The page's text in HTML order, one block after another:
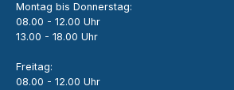
Montag bis Donnerstag:
08.00 - 12.00 Uhr
13.00 - 18.00 Uhr
Freitag:
08.00 - 12.00 Uhr